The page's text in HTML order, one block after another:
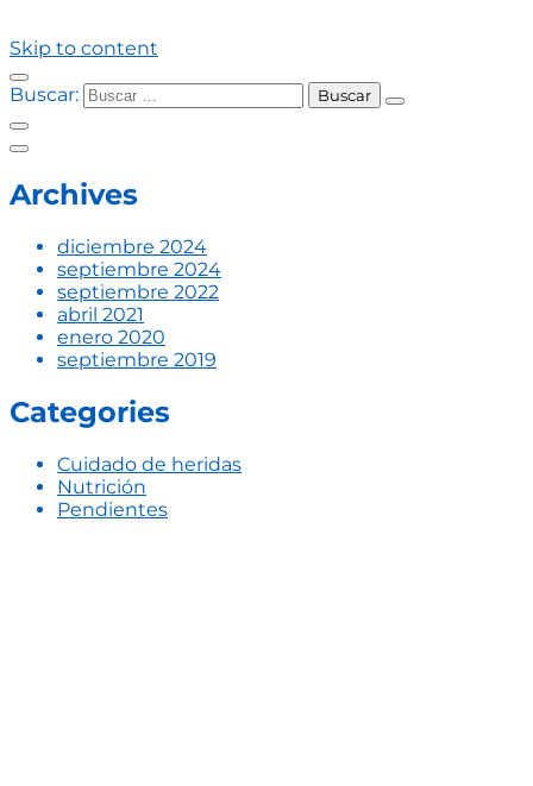
Skip to content
Buscar:
Archives
diciembre 2024
septiembre 2024
septiembre 2022
abril 2021
enero 2020
septiembre 2019
Categories
Cuidado de heridas
Nutrición
Pendientes